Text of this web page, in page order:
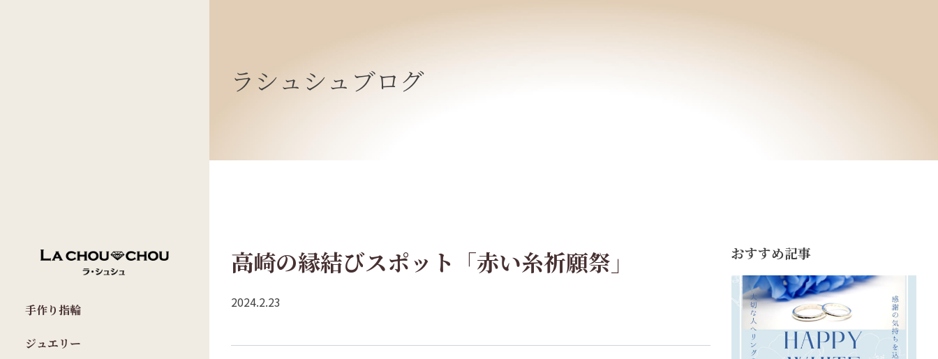
手作り指輪
ジュエリー
ラシュシュブログ
高崎の縁結びスポット「赤い糸祈願祭」
2024.2.23
おすすめ記事